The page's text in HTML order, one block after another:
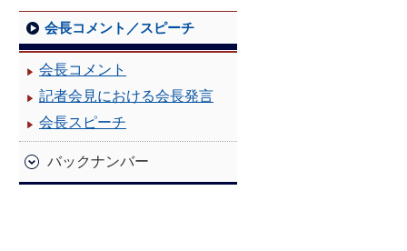
会長コメント／スピーチ
会長コメント
記者会見における会長発言
会長スピーチ
バックナンバー